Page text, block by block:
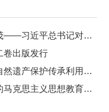
让中朝传统友谊之树更加根深叶茂——习近平总书记对朝鲜进行国事访问纪实
卷出版发行
在习近平文化思想引领下文化和自然遗产保护传承利用工作开创新局面
伟大征程丨延安整风：一次深刻的马克思主义思想教育运动